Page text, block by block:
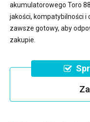
akumulatorowego Toro
jakości, kompatybilności i
zawsze gotowy, aby
zakupie.